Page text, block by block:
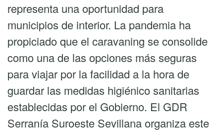
representa una oportunidad para
municipios de interior. La pandemia ha
propiciado que el caravaning se consolide
como una de las opciones más seguras
para viajar por la facilidad a la hora de
guardar las medidas higiénico sanitarias
establecidas por el Gobierno. El GDR
Serranía Suroeste Sevillana organiza este